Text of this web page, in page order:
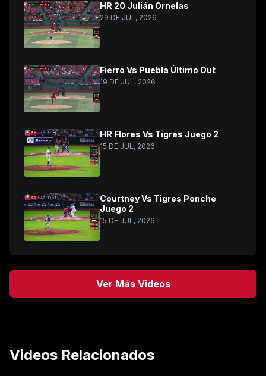
HR 20 Julián Ornelas
29 DE JUL, 2026
Fierro Vs Puebla Último Out
19 DE JUL, 2026
HR Flores Vs Tigres Juego 2
15 DE JUL, 2026
Courtney Vs Tigres Ponche
Juego 2
15 DE JUL, 2026
Ver Más Videos
Videos Relacionados